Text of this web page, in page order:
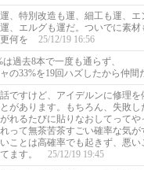
、特別改造も運、細工も運、
、エルグも運だ。ついでに素
何を
25/12/19 16:56
は過去8本で一度も通らず、
の33%を19回ハズしたから仲間
ですけど、アイデルンに修理
があります。もちろん、失敗
れるたびに貼りなおしてってや
って無茶苦茶すごい確率な気が
ことは高確率でも起きず、悪
ます。
25/12/19 19:45